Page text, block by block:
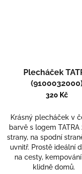
Plecháček
320 Kč
Krásný plecháček v
barvě s logem TATRA
strany, na spodní
uvnitř. Prostě ideální
na cesty,
klidně domů.